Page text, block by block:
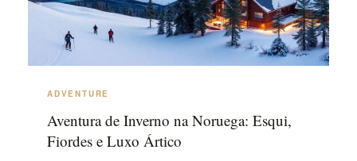
ADVENTURE
Aventura de Inverno na Noruega: Esqui,
Fiordes e Luxo Ártico